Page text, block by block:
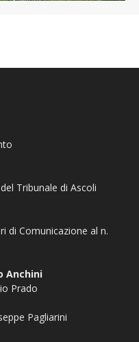
Tribunale di Ascoli
di Comunicazione al n.
Anchini
Prado
Pagliarini